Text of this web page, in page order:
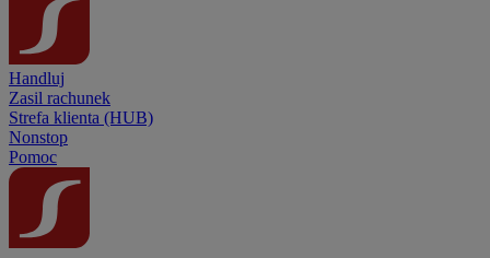
Handluj
Zasil rachunek
Strefa klienta (HUB)
Nonstop
Pomoc